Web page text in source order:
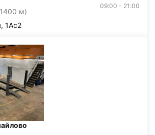
м)
09:00 - 21:00
1Ас2